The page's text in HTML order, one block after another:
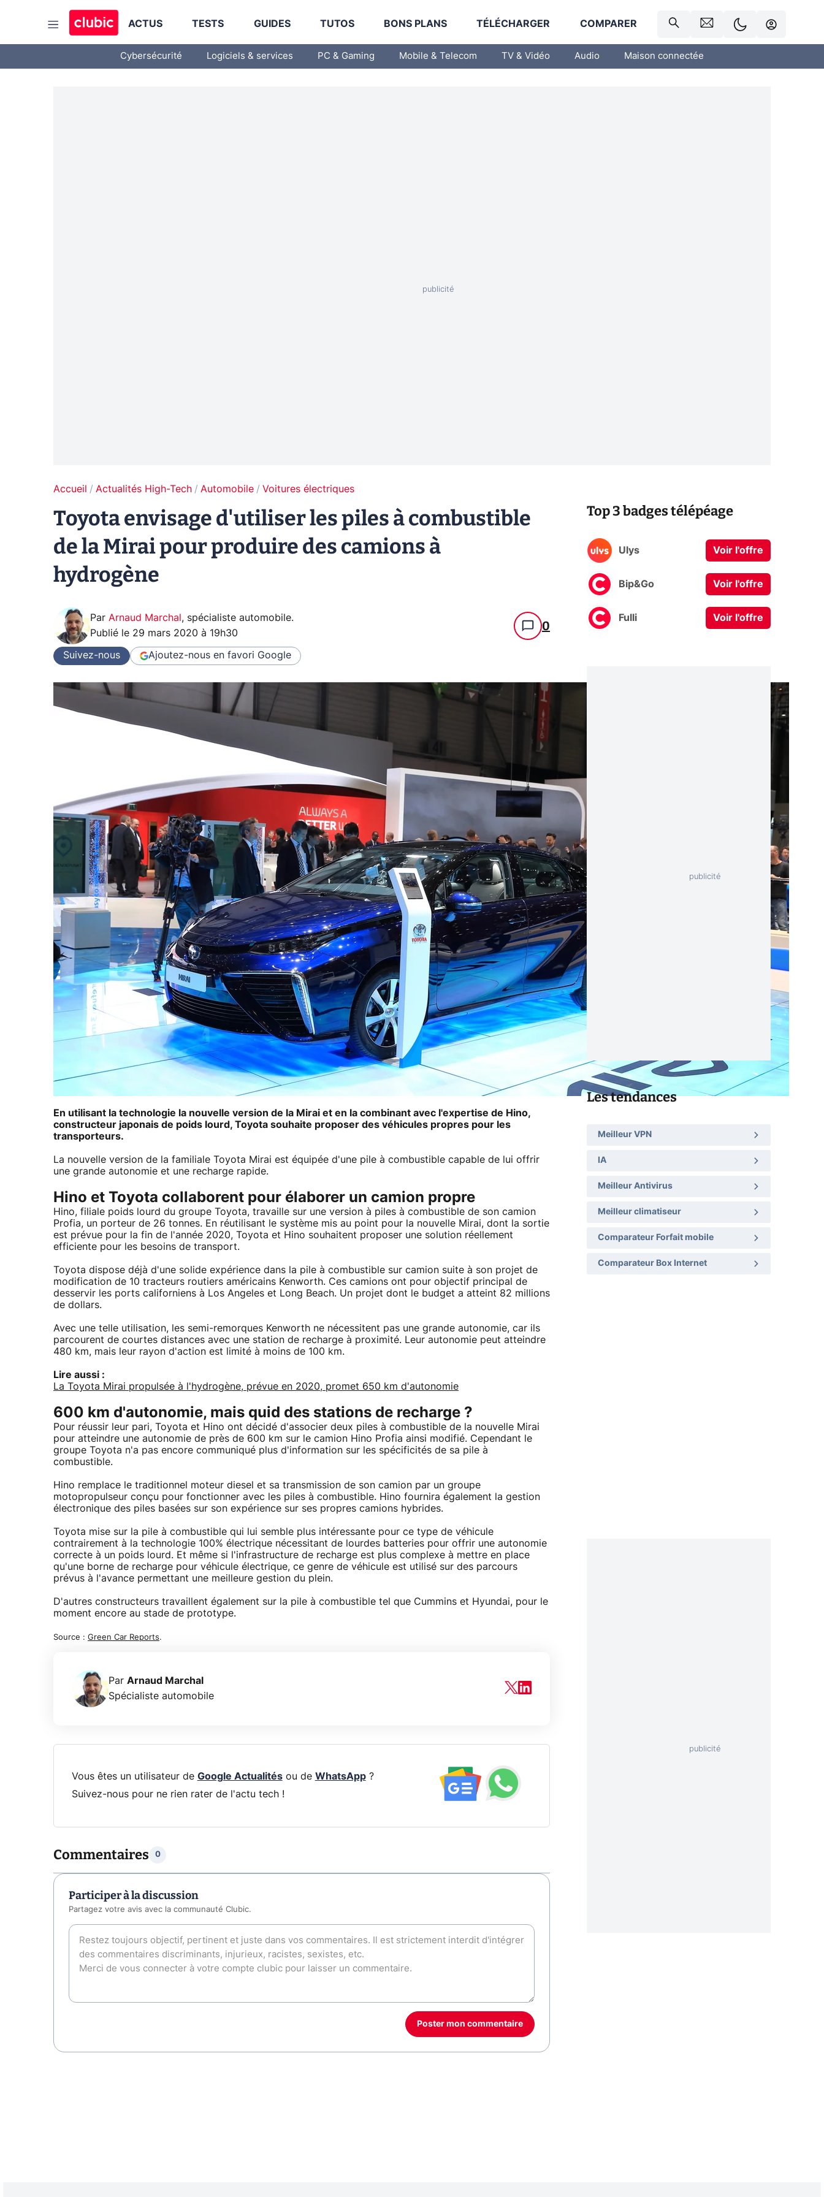
ACTUS TESTS GUIDES TUTOS BONS PLANS TÉLÉCHARGER COMPARER
Cybersécurité Logiciels & services PC & Gaming Mobile & Telecom TV & Vidéo Audio Maison connectée
Accueil Actualités High-Tech Automobile Voitures électriques
Toyota envisage d'utiliser les piles à combustible
de la Mirai pour produire des camions à
hydrogène
Par Arnaud Marchal, spécialiste automobile.
Publié le 29 mars 2020 à 19h30 0
Suivez-nous Ajoutez-nous en favori Google
En utilisant la technologie la nouvelle version de la Mirai et en la combinant avec l'expertise de Hino,
constructeur japonais de poids lourd, Toyota souhaite proposer des véhicules propres pour les
transporteurs.
La nouvelle version de la familiale Toyota Mirai est équipée d'une pile à combustible capable de lui offrir
une grande autonomie et une recharge rapide.
Hino et Toyota collaborent pour élaborer un camion propre
Hino, filiale poids lourd du groupe Toyota, travaille sur une version à piles à combustible de son camion
Profia, un porteur de 26 tonnes. En réutilisant le système mis au point pour la nouvelle Mirai, dont la sortie
est prévue pour la fin de l'année 2020, Toyota et Hino souhaitent proposer une solution réellement
efficiente pour les besoins de transport.
Toyota dispose déjà d'une solide expérience dans la pile à combustible sur camion suite à son projet de
modification de 10 tracteurs routiers américains Kenworth. Ces camions ont pour objectif principal de
desservir les ports californiens à Los Angeles et Long Beach. Un projet dont le budget a atteint 82 millions
de dollars.
Avec une telle utilisation, les semi-remorques Kenworth ne nécessitent pas une grande autonomie, car ils
parcourent de courtes distances avec une station de recharge à proximité. Leur autonomie peut atteindre
480 km, mais leur rayon d'action est limité à moins de 100 km.
Lire aussi :
La Toyota Mirai propulsée à l'hydrogène, prévue en 2020, promet 650 km d'autonomie
600 km d'autonomie, mais quid des stations de recharge ?
Pour réussir leur pari, Toyota et Hino ont décidé d'associer deux piles à combustible de la nouvelle Mirai
pour atteindre une autonomie de près de 600 km sur le camion Hino Profia ainsi modifié. Cependant le
groupe Toyota n'a pas encore communiqué plus d'information sur les spécificités de sa pile à
combustible.
Hino remplace le traditionnel moteur diesel et sa transmission de son camion par un groupe
motopropulseur conçu pour fonctionner avec les piles à combustible. Hino fournira également la gestion
électronique des piles basées sur son expérience sur ses propres camions hybrides.
Toyota mise sur la pile à combustible qui lui semble plus intéressante pour ce type de véhicule
contrairement à la technologie 100% électrique nécessitant de lourdes batteries pour offrir une autonomie
correcte à un poids lourd. Et même si l'infrastructure de recharge est plus complexe à mettre en place
qu'une borne de recharge pour véhicule électrique, ce genre de véhicule est utilisé sur des parcours
prévus à l'avance permettant une meilleure gestion du plein.
D'autres constructeurs travaillent également sur la pile à combustible tel que Cummins et Hyundai, pour le
moment encore au stade de prototype.
Source : Green Car Reports.
Par Arnaud Marchal
Spécialiste automobile
Vous êtes un utilisateur de Google Actualitésou de WhatsApp?
Suivez-nous pour ne rien rater de l'actu tech !
Commentaires 0
Participer à la discussion
Partagez votre avis avec la communauté Clubic.
Poster mon commentaire
Top 3 badges télépéage
Ulys Voir l'offre
Bip&Go Voir l'offre
Fulli Voir l'offre
Les tendances
Meilleur VPN
IA
Meilleur Antivirus
Meilleur climatiseur
Comparateur Forfait mobile
Comparateur Box Internet